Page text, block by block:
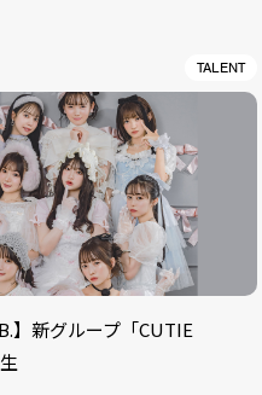
TALENT
】新グループ「CUTIE